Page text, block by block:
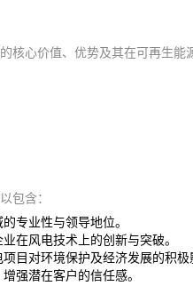
核心价值、优势及其在可再生能
包含：
专业性与领导地位。
在风电技术上的创新与突破。
目对环境保护及经济发展的积极
强潜在客户的信任感。